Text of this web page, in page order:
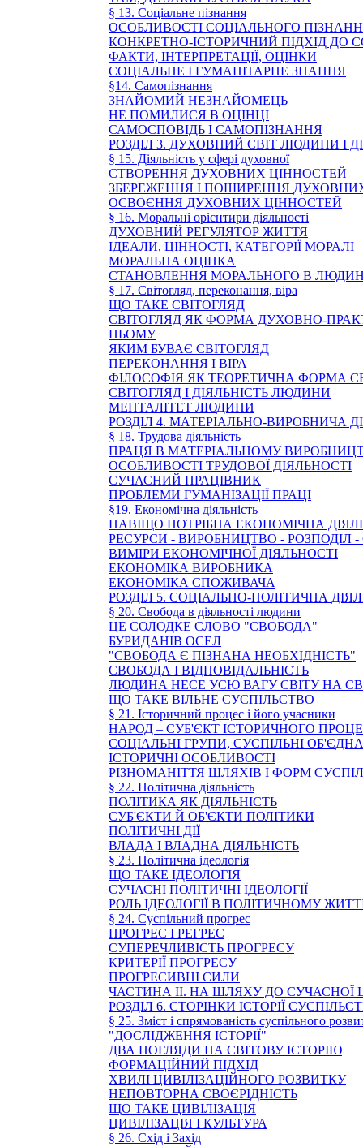
§ 13. Соціальне пізнання
ОСОБЛИВОСТІ СОЦІАЛЬНОГО
КОНКРЕТНО-ІСТОРИЧНИЙ ПІДХІД ДО
ФАКТИ, ІНТЕРПРЕТАЦІЇ, ОЦІНКИ
СОЦІАЛЬНЕ І ГУМАНІТАРНЕ ЗНАННЯ
§14. Самопізнання
ЗНАЙОМИЙ НЕЗНАЙОМЕЦЬ
НЕ ПОМИЛИСЯ В ОЦІНЦІ
САМОСПОВІДЬ І САМОПІЗНАННЯ
РОЗДІЛ 3. ДУХОВНИЙ СВІТ ЛЮДИНИ І
§ 15. Діяльність у сфері духовної
СТВОРЕННЯ ДУХОВНИХ ЦІННОСТЕЙ
ЗБЕРЕЖЕННЯ І ПОШИРЕННЯ
ОСВОЄННЯ ДУХОВНИХ ЦІННОСТЕЙ
§ 16. Моральні орієнтири діяльності
ДУХОВНИЙ РЕГУЛЯТОР ЖИТТЯ
ІДЕАЛИ, ЦІННОСТІ, КАТЕГОРІЇ МОРАЛІ
МОРАЛЬНА ОЦІНКА
СТАНОВЛЕННЯ МОРАЛЬНОГО В
§ 17. Світогляд, переконання, віра
ЩО ТАКЕ СВІТОГЛЯД
СВІТОГЛЯД ЯК ФОРМА ДУХОВНО-
НЬОМУ
ЯКИМ БУВАЄ СВІТОГЛЯД
ПЕРЕКОНАННЯ І ВІРА
ФІЛОСОФІЯ ЯК ТЕОРЕТИЧНА ФОРМА
СВІТОГЛЯД І ДІЯЛЬНІСТЬ ЛЮДИНИ
МЕНТАЛІТЕТ ЛЮДИНИ
РОЗДІЛ 4. МАТЕРІАЛЬНО-ВИРОБНИЧА
§ 18. Трудова діяльність
ПРАЦЯ В МАТЕРІАЛЬНОМУ
ОСОБЛИВОСТІ ТРУДОВОЇ ДІЯЛЬНОСТІ
СУЧАСНИЙ ПРАЦІВНИК
ПРОБЛЕМИ ГУМАНІЗАЦІЇ ПРАЦІ
§19. Економічна діяльність
НАВІЩО ПОТРІБНА ЕКОНОМІЧНА
РЕСУРСИ - ВИРОБНИЦТВО - РОЗПОДІЛ
ВИМІРИ ЕКОНОМІЧНОЇ ДІЯЛЬНОСТІ
ЕКОНОМІКА ВИРОБНИКА
ЕКОНОМІКА СПОЖИВАЧА
РОЗДІЛ 5. СОЦІАЛЬНО-ПОЛІТИЧНА
§ 20. Свобода в діяльності людини
ЦЕ СОЛОДКЕ СЛОВО "СВОБОДА"
БУРИДАНІВ ОСЕЛ
"СВОБОДА Є ПІЗНАНА НЕОБХІДНІСТЬ"
СВОБОДА І ВІДПОВІДАЛЬНІСТЬ
ЛЮДИНА НЕСЕ УСЮ ВАГУ СВІТУ НА
ЩО ТАКЕ ВІЛЬНЕ СУСПІЛЬСТВО
§ 21. Історичний процес і його учасники
НАРОД – СУБ'ЄКТ ІСТОРИЧНОГО
СОЦІАЛЬНІ ГРУПИ, СУСПІЛЬНІ
ІСТОРИЧНІ ОСОБЛИВОСТІ
РІЗНОМАНІТТЯ ШЛЯХІВ І ФОРМ
§ 22. Політична діяльність
ПОЛІТИКА ЯК ДІЯЛЬНІСТЬ
СУБ'ЄКТИ Й ОБ'ЄКТИ ПОЛІТИКИ
ПОЛІТИЧНІ ДІЇ
ВЛАДА І ВЛАДНА ДІЯЛЬНІСТЬ
§ 23. Політична ідеологія
ЩО ТАКЕ ІДЕОЛОГІЯ
СУЧАСНІ ПОЛІТИЧНІ ІДЕОЛОГІЇ
РОЛЬ ІДЕОЛОГІЇ В ПОЛІТИЧНОМУ
§ 24. Суспільний прогрес
ПРОГРЕС І РЕГРЕС
СУПЕРЕЧЛИВІСТЬ ПРОГРЕСУ
КРИТЕРІЇ ПРОГРЕСУ
ПРОГРЕСИВНІ СИЛИ
ЧАСТИНА II. НА ШЛЯХУ ДО СУЧАСНОЇ
РОЗДІЛ 6. СТОРІНКИ ІСТОРІЇ
§ 25. Зміст і спрямованість суспільного
"ДОСЛІДЖЕННЯ ІСТОРІЇ"
ДВА ПОГЛЯДИ НА СВІТОВУ ІСТОРІЮ
ФОРМАЦІЙНИЙ ПІДХІД
ХВИЛІ ЦИВІЛІЗАЦІЙНОГО РОЗВИТКУ
НЕПОВТОРНА СВОЄРІДНІСТЬ
ЩО ТАКЕ ЦИВІЛІЗАЦІЯ
ЦИВІЛІЗАЦІЯ І КУЛЬТУРА
§ 26. Схід і Захід